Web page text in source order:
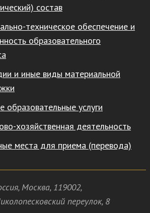
состав
техническое обеспечение и
образовательного
и иные виды материальной
образовательные услуги
хозяйственная деятельность
места для приема (перевода)
, Москва, 119002,
переулок,8